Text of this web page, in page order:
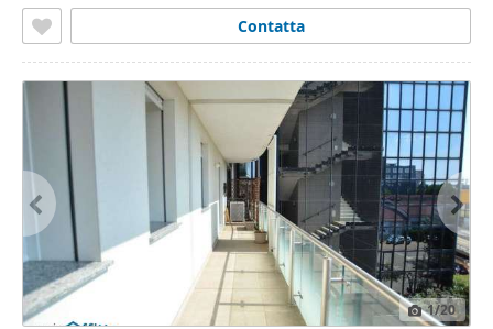
Contatta
1/20